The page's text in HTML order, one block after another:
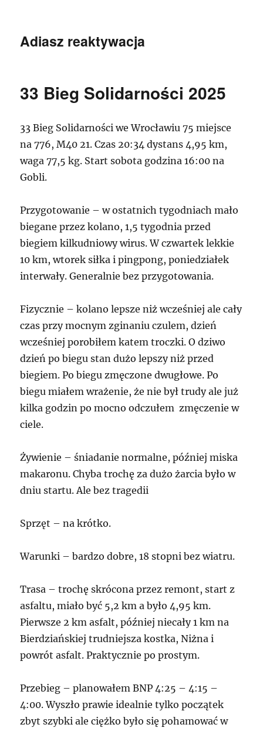
Adiasz reaktywacja
33 Bieg Solidarności 2025
33 Bieg Solidarności we Wrocławiu 75 miejsce
na 776, M40 21. Czas 20:34 dystans 4,95 km,
waga 77,5 kg. Start sobota godzina 16:00 na
Gobli.
Przygotowanie – w ostatnich tygodniach mało
biegane przez kolano, 1,5 tygodnia przed
biegiem kilkudniowy wirus. W czwartek lekkie
10 km, wtorek siłka i pingpong, poniedziałek
interwały. Generalnie bez przygotowania.
Fizycznie – kolano lepsze niż wcześniej ale cały
czas przy mocnym zginaniu czulem, dzień
wcześniej porobiłem katem troczki. O dziwo
dzień po biegu stan dużo lepszy niż przed
biegiem. Po biegu zmęczone dwugłowe. Po
biegu miałem wrażenie, że nie był trudy ale już
kilka godzin po mocno odczułem zmęczenie w
ciele.
Żywienie – śniadanie normalne, później miska
makaronu. Chyba trochę za dużo żarcia było w
dniu startu. Ale bez tragedii
Sprzęt – na krótko.
Warunki – bardzo dobre, 18 stopni bez wiatru.
Trasa – trochę skrócona przez remont, start z
asfaltu, miało być 5,2 km a było 4,95 km.
Pierwsze 2 km asfalt, później niecały 1 km na
Bierdziańskiej trudniejsza kostka, Niżna i
powrót asfalt. Praktycznie po prostym.
Przebieg – planowałem BNP 4:25 – 4:15 –
4:00. Wyszło prawie idealnie tylko początek
zbyt szybki ale ciężko było się pohamować w